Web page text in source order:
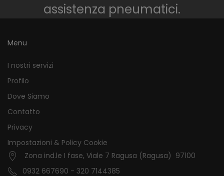
assistenza pneumatici.
Menu
I nostri servizi
Profilo
Dove Siamo
Contatto
Privacy
Impostazioni & Policy Cookie
Zona ind.le I fase, Viale 7 Ragusa (Ragusa) 97100
0932 667690 - 320 7144385